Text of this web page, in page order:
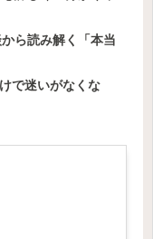
ら読み解く「本当
で迷いがなくな